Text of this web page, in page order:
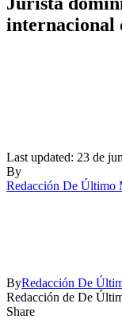
internacional
Last updated: 23 de
By
Redacción De Último
ByRedacción De
Redacción de De
Share